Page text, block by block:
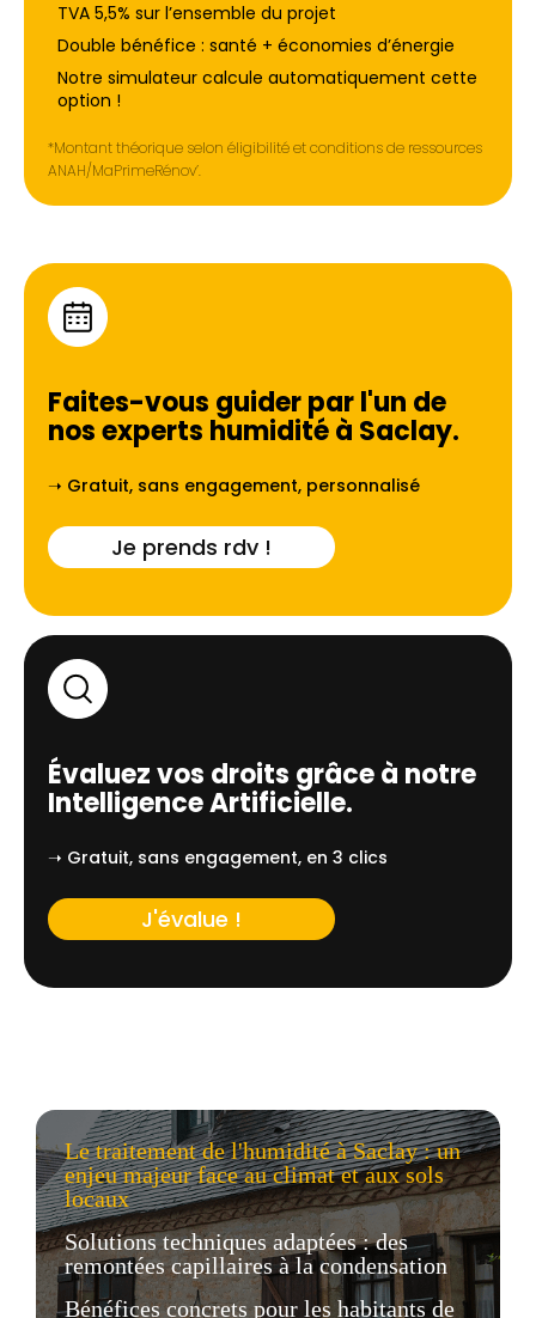
TVA 5,5% sur l’ensemble du projet
Double bénéfice : santé + économies d’énergie
Notre simulateur calcule automatiquement cette
option !
*Montant théorique selon éligibilité et conditions de ressources
ANAH/MaPrimeRénov’.
Faites-vous guider par l'un de
nos experts humidité à Saclay.
➝ Gratuit, sans engagement, personnalisé
Je prends rdv !
Évaluez vos droits grâce à notre
Intelligence Artificielle.
➝ Gratuit, sans engagement, en 3 clics
J'évalue !
Le traitement de l'humidité à Saclay : un
enjeu majeur face au climat et aux sols
locaux
Solutions techniques adaptées : des
remontées capillaires à la condensation
Bénéfices concrets pour les habitants de